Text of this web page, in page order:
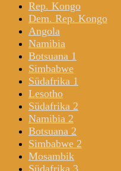
Rep. Kongo
Dem. Rep. Kongo
Angola
Namibia
Botsuana 1
Simbabwe
Südafrika 1
Lesotho
Südafrika 2
Namibia 2
Botsuana 2
Simbabwe 2
Mosambik
Südafrika 3